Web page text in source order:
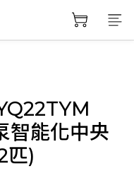
智能化中央
匹)